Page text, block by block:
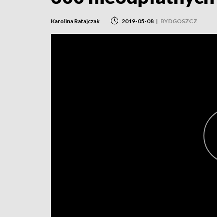
Karolina Ratajczak 2019-05-08 | BYDGOSZCZ